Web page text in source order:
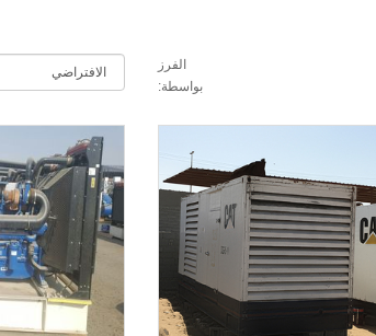
الفرز
بواسطة: